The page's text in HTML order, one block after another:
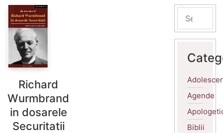
Richard
Wurmbrand
in dosarele
Securitatii
Agende
Biblii